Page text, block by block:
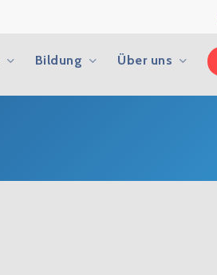
Bildung Über uns